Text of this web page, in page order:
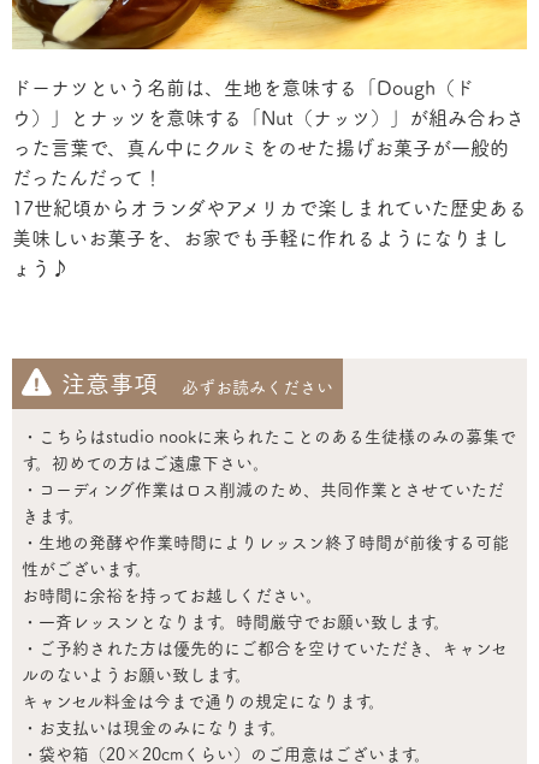
ドーナツという名前は、生地を意味する「Dough（ド
ウ）」とナッツを意味する「Nut（ナッツ）」が組み合わさ
った言葉で、真ん中にクルミをのせた揚げお菓子が一般的
だったんだって！
17世紀頃からオランダやアメリカで楽しまれていた歴史ある
美味しいお菓子を、お家でも手軽に作れるようになりまし
ょう♪
注意事項 必ずお読みください
・こちらはstudio nookに来られたことのある生徒様のみの募集で
す。初めての方はご遠慮下さい。
・コーディング作業はロス削減のため、共同作業とさせていただ
きます。
・生地の発酵や作業時間によりレッスン終了時間が前後する可能
性がございます。
お時間に余裕を持ってお越しください。
・一斉レッスンとなります。時間厳守でお願い致します。
・ご予約された方は優先的にご都合を空けていただき、キャンセ
ルのないようお願い致します。
キャンセル料金は今まで通りの規定になります。
・お支払いは現金のみになります。
・袋や箱（20×20cmくらい）のご用意はございます。